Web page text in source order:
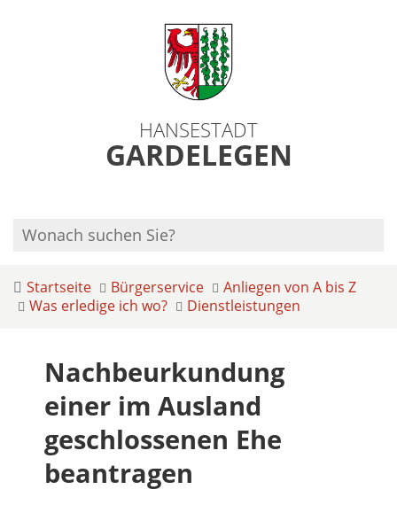
HANSESTADT
GARDELEGEN
Startseite Bürgerservice
Anliegen von A bis Z
Was erledige ich wo?
Dienstleistungen
Nachbeurkundung
einer im Ausland
geschlossenen Ehe
beantragen